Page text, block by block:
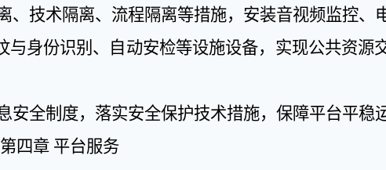
、技术隔离、流程隔离等措施，安装音视频监控、
身份识别、自动安检等设施设备，实现公共资源
全制度，落实安全保护技术措施，保障平台平稳
第四章 平台服务